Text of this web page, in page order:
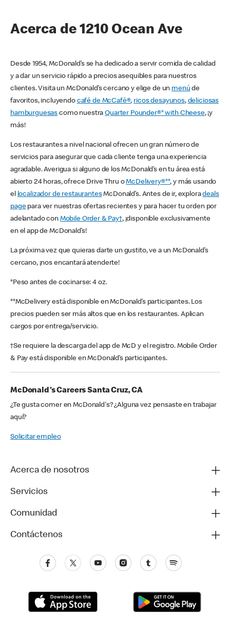
Acerca de 1210 Ocean Ave
Desde 1954, McDonald’s se ha dedicado a servir comida de calidad
y a dar un servicio rápido a precios asequibles para nuestros
clientes. Visita un McDonald’s cercano y elige de un menú de
favoritos, incluyendo café de McCafé®, ricos desayunos, deliciosas
hamburguesas como nuestraQuarter Pounder®* with Cheese, ¡y
más!
Los restaurantes a nivel nacional ofrecen un gran número de
servicios para asegurar que cada cliente tenga una experiencia
agradable. Averigua si alguno de los McDonald’s en tu área está
abierto 24 horas, ofrece Drive Thru oMcDelivery®**, y más usando
el localizador de restaurantesMcDonald’s. Antes de ir, exploradeals
pagepara ver nuestras ofertas recientes y para hacer tu orden por
adelantado con Mobile Order & Pay†, ¡disponible exclusivamente
en el app de McDonald’s!
La próxima vez que quieras darte un gustito, ve a un McDonald’s
cercano, ¡nos encantará atenderte!
*Peso antes de cocinarse: 4 oz.
**McDelivery está disponible en McDonald’s participantes. Los
precios pueden ser más altos que en los restaurantes. Aplican
cargos por entrega/servicio.
†Se requiere la descarga del app de McD y el registro. Mobile Order
& Pay está disponible en McDonald’s participantes.
McDonald's Careers Santa Cruz, CA
¿Te gusta comer en McDonald's? ¿Alguna vez pensaste en trabajar
aquí?
Solicitar empleo
Acerca de nosotros
Servicios
Comunidad
Contáctenos